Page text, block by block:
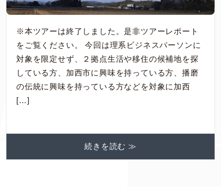
※本ツアーは終了しました。是非ツアーレポート
をご覧ください。 今回は理系ビジネスパーソンに
対象を限定せず、２拠点生活や移住の候補地を探
している方、加西市に興味を持っている方、播磨
の伝統に興味を持っている方などを対象に加西
[…]
続きを読む ≫